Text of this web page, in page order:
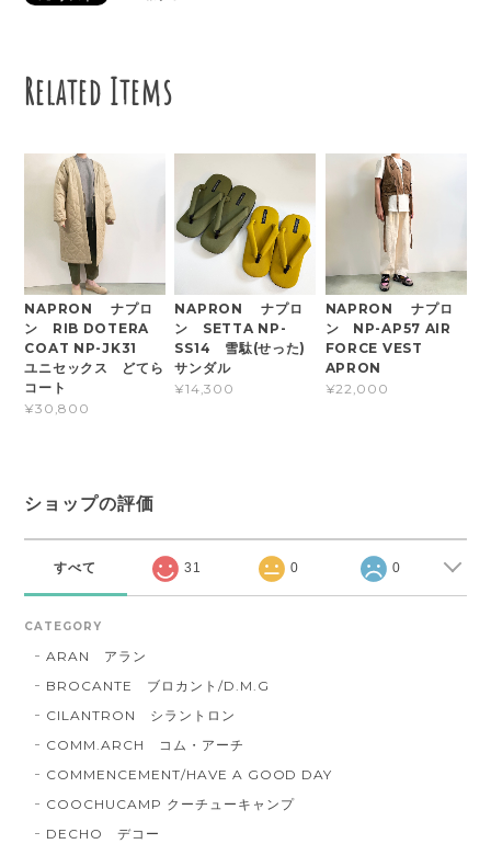
Related Items
NAPRON ナプロ
ン RIB DOTERA
COAT NP-JK31
ユニセックス どてら
コート
¥30,800
NAPRON ナプロ
ン SETTA NP-
SS14 雪駄(せった)
サンダル
¥14,300
NAPRON ナプロ
ン NP-AP57 AIR
FORCE VEST
APRON
¥22,000
ショップの評価
すべて 31 0 0
CATEGORY
ARAN アラン
BROCANTE ブロカント/D.M.G
CILANTRON シラントロン
COMM.ARCH コム・アーチ
COMMENCEMENT/HAVE A GOOD DAY
COOCHUCAMP クーチューキャンプ
DECHO デコー